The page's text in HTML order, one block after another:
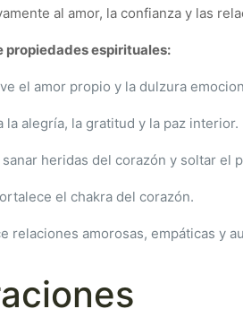
al amor, la confianza y las
propiedades espirituales:
el amor propio y la dulzura
la alegría, la gratitud y la paz interior.
sanar heridas del corazón y soltar el
el chakra del corazón.
relaciones amorosas, empáticas y